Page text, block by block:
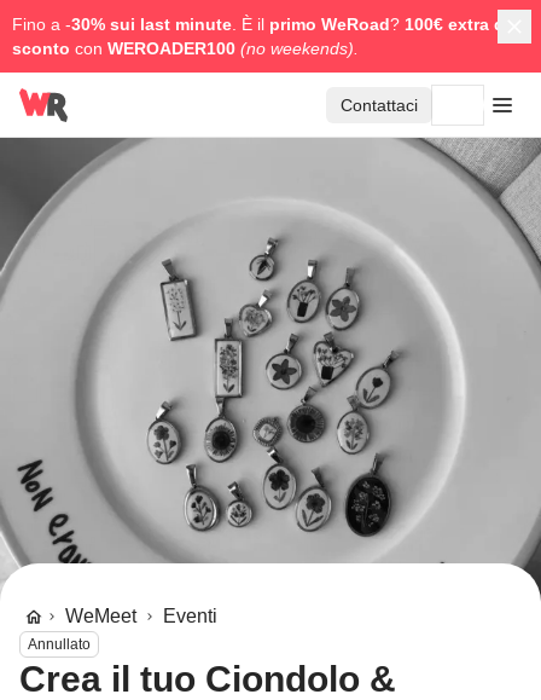
Fino a -30% sui last minute . È il primo WeRoad? 100€ extra di
sconto con WEROADER100 (no weekends).
Contattaci
WeMeet Eventi
Annullato
Crea il tuo Ciondolo &